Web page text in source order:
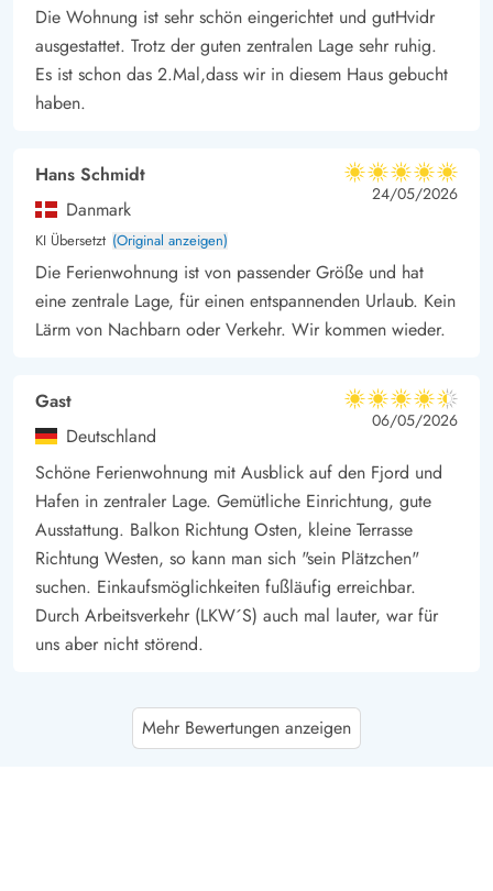
Die Wohnung ist sehr schön eingerichtet und gutHvidr
ausgestattet. Trotz der guten zentralen Lage sehr ruhig.
Es ist schon das 2.Mal,dass wir in diesem Haus gebucht
haben.
Hans Schmidt
Danmark
KI Übersetzt (Original anzeigen)
5 von 5
5 von 5
5 out of 5
24/05/2026
Die Ferienwohnung ist von passender Größe und hat
eine zentrale Lage, für einen entspannenden Urlaub. Kein
Lärm von Nachbarn oder Verkehr. Wir kommen wieder.
Gast
Deutschland
4.5 von 5
4.5 von 5
4.5 out of 5
06/05/2026
Schöne Ferienwohnung mit Ausblick auf den Fjord und
Hafen in zentraler Lage. Gemütliche Einrichtung, gute
Ausstattung. Balkon Richtung Osten, kleine Terrasse
Richtung Westen, so kann man sich "sein Plätzchen"
suchen. Einkaufsmöglichkeiten fußläufig erreichbar.
Durch Arbeitsverkehr (LKW´S) auch mal lauter, war für
uns aber nicht störend.
Deutschland
5 von 5
5 out of 5
Mehr Bewertungen anzeigen